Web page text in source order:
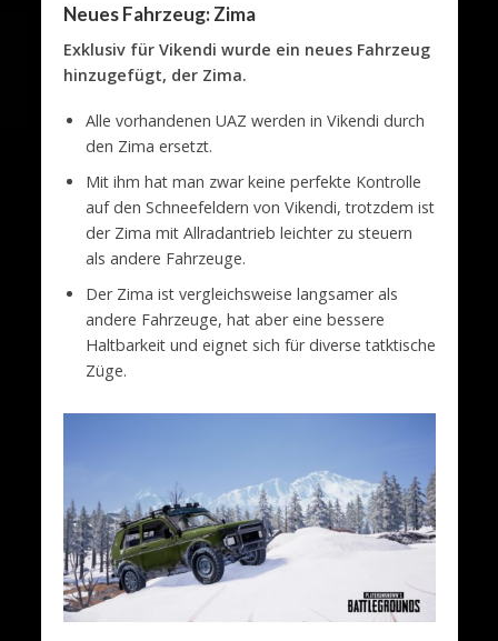
Neues Fahrzeug: Zima
Exklusiv für Vikendi wurde ein neues Fahrzeug
hinzugefügt, der Zima.
Alle vorhandenen UAZ werden in Vikendi durch
den Zima ersetzt.
Mit ihm hat man zwar keine perfekte Kontrolle
auf den Schneefeldern von Vikendi, trotzdem ist
der Zima mit Allradantrieb leichter zu steuern
als andere Fahrzeuge.
Der Zima ist vergleichsweise langsamer als
andere Fahrzeuge, hat aber eine bessere
Haltbarkeit und eignet sich für diverse tatktische
Züge.